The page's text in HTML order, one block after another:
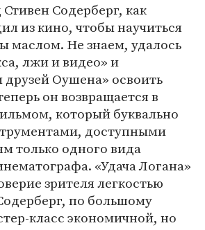
Стивен Содерберг, как
из кино, чтобы научиться
маслом. Не знаем, удалось
лжи и видео» и
Оушена» освоить
он возвращается в
который буквально
доступными
только одного вида
«Удача Логана»
зрителя легкостью
по большому
класс экономичной, но